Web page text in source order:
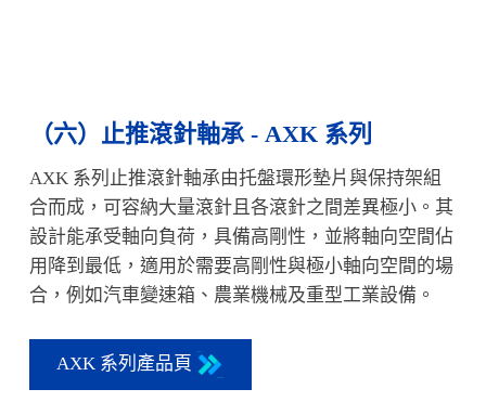
（六）止推滾針軸承 - AXK 系列
AXK 系列止推滾針軸承由托盤環形墊片與保持架組
合而成，可容納大量滾針且各滾針之間差異極小。其
設計能承受軸向負荷，具備高剛性，並將軸向空間佔
用降到最低，適用於需要高剛性與極小軸向空間的場
合，例如汽車變速箱、農業機械及重型工業設備。
AXK 系列產品頁